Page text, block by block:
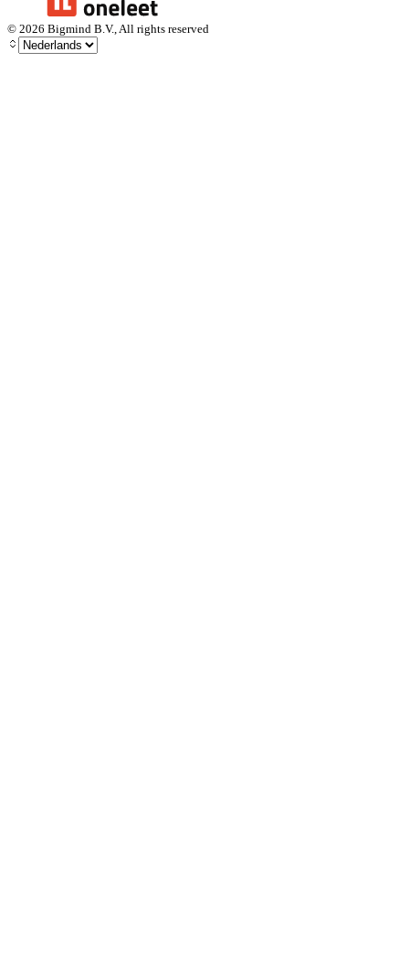
© 2026 Bigmind B.V., All rights reserved